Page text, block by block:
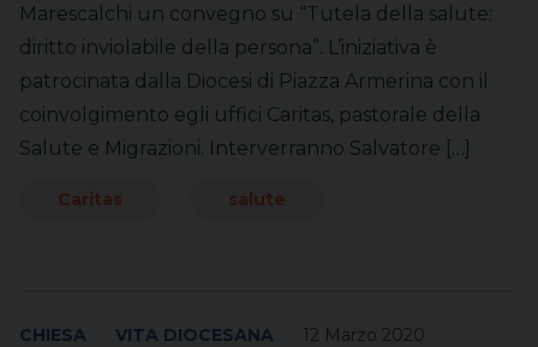
Marescalchi un convegno su “Tutela della salute:
diritto inviolabile della persona”. L’iniziativa è
patrocinata dalla Diocesi di Piazza Armerina con il
coinvolgimento egli uffici Caritas, pastorale della
Salute e Migrazioni. Interverranno Salvatore […]
Caritas salute
12 Marzo 2020
CHIESA VITA DIOCESANA